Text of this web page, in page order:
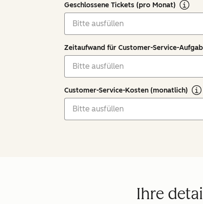
Geschlossene Tickets (pro Monat)
Zeitaufwand für Customer-Service-
Customer-Service-Kosten (monatlich)
Ihre